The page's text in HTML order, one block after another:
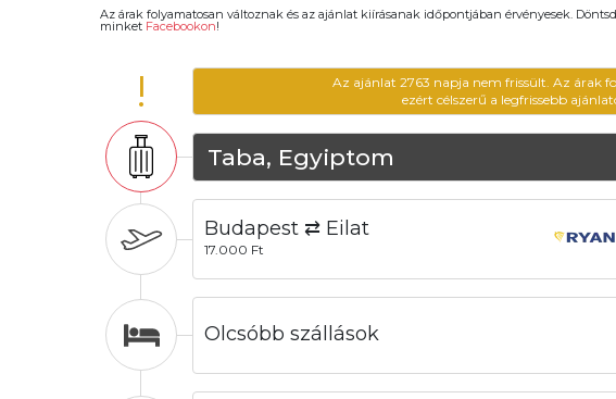
Az árak folyamatosan változnak és az ajánlat kiírásanak időpontjában érvényesek.
minket Facebookon!
!
Az ajánlat 2763 napja nem frissült. Az árak
ezért célszerű a legfrissebb
Taba, Egyiptom
Budapest ⇄ Eilat
17.000 Ft
Olcsóbb szállások